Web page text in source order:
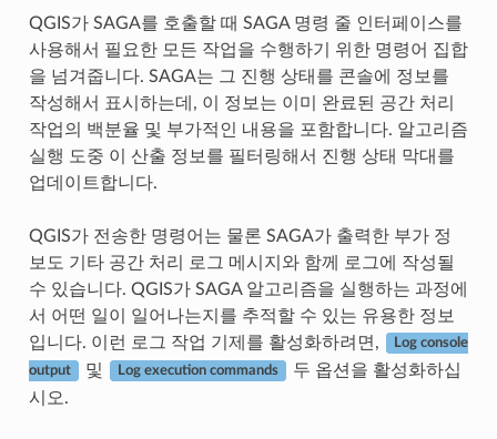
QGIS가 SAGA를 호출할 때 SAGA 명령 줄 인터페이스를
사용해서 필요한 모든 작업을 수행하기 위한 명령어 집합
을 넘겨줍니다. SAGA는 그 진행 상태를 콘솔에 정보를
작성해서 표시하는데, 이 정보는 이미 완료된 공간 처리
작업의 백분율 및 부가적인 내용을 포함합니다. 알고리즘
실행 도중 이 산출 정보를 필터링해서 진행 상태 막대를
업데이트합니다.
QGIS가 전송한 명령어는 물론 SAGA가 출력한 부가 정
보도 기타 공간 처리 로그 메시지와 함께 로그에 작성될
수 있습니다. QGIS가 SAGA 알고리즘을 실행하는 과정에
서 어떤 일이 일어나는지를 추적할 수 있는 유용한 정보
입니다. 이런 로그 작업 기제를 활성화하려면,
Log console
output 및 Log execution commands
두 옵션을 활성화하십
시오.